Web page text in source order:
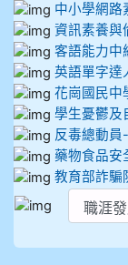
中小學網路
資訊素養與
客語能力中
英語單字達
花崗國民中
學生憂鬱及
反毒總動員
藥物食品安
教育部詐騙